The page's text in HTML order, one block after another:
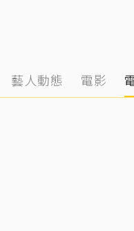
藝人動態 電影